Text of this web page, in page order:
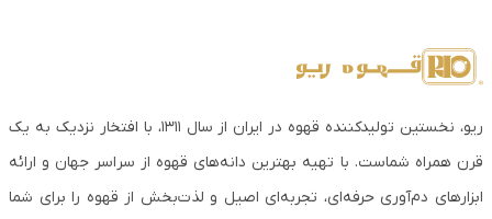
ریو، نخستین تولیدکننده قهوه در ایران از سال ۱۳۱۱، با افتخار نزدیک به یک
قرن همراه شماست. با تهیه بهترین دانه‌های قهوه از سراسر جهان و ارائه
ابزارهای دم‌آوری حرفه‌ای، تجربه‌ای اصیل و لذت‌بخش از قهوه را برای شما